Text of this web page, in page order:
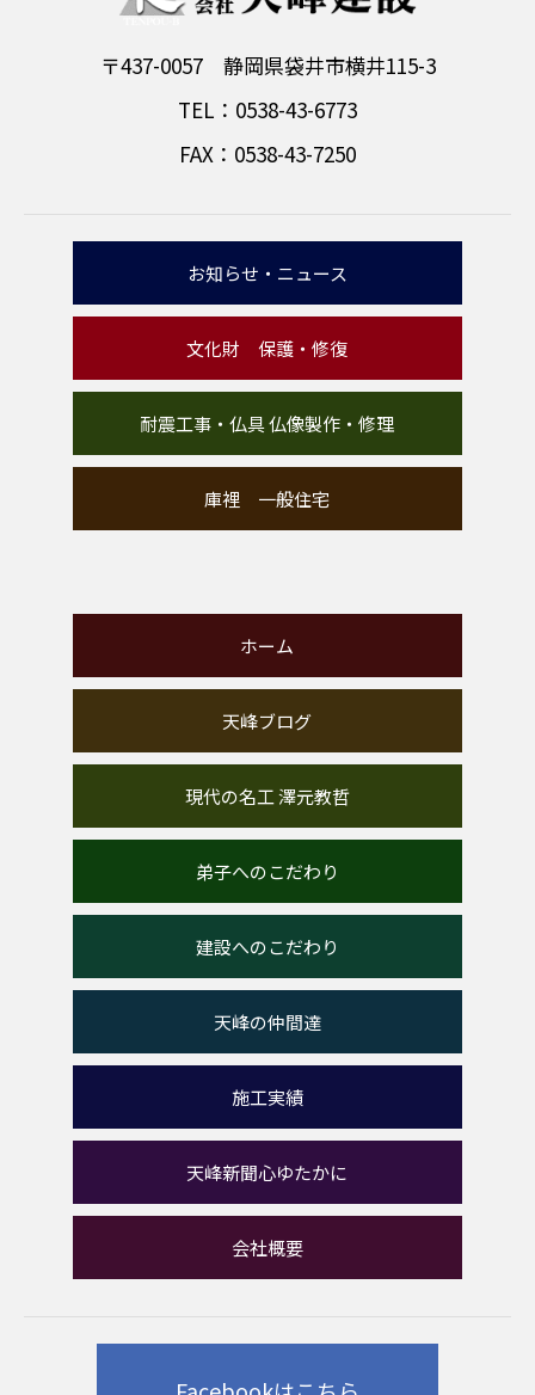
〒437-0057 静岡県袋井市横井115-3
TEL：0538-43-6773
FAX：0538-43-7250
お知らせ・ニュース
文化財 保護・修復
耐震工事・仏具 仏像製作・修理
庫裡 一般住宅
ホーム
天峰ブログ
現代の名工 澤元教哲
弟子へのこだわり
建設へのこだわり
天峰の仲間達
施工実績
天峰新聞心ゆたかに
会社概要